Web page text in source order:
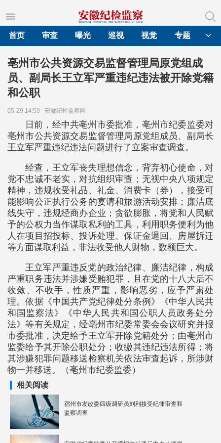
首页
审查 曝光 巡视 视觉 专题
亳州市公共资源交易监督管理局原党组成
员、副局长王立军严重违纪违法被开除党籍
和公职
05-29 14:59 安徽纪检监察网
日前，经中共亳州市委批准，亳州市纪委监委对
亳州市公共资源交易监督管理局原党组成员、副局长
王立军严重违纪违法问题进行了立案审查调查。
经查，王立军丧失理想信念，背弃初心使命，对
党不忠诚不老实，对抗组织审查；无视中央八项规定
精神，违规收受礼品、礼金、消费卡（券），接受可
能影响公正执行公务的宴请和旅游活动安排；廉洁底
线失守，违规经商办企业；贪欲膨胀，将党和人民赋
予的公权力当作谋取私利的工具，利用职务便利为他
人在项目招投标、投诉处理、保证金退回、房屋拆迁
等方面谋取利益，非法收受他人财物，数额巨大。
王立军严重违反党的政治纪律、廉洁纪律，构成
严重职务违法并涉嫌受贿犯罪，且在党的十八大后不
收敛、不收手，性质严重，影响恶劣，应予严肃处
理。依据《中国共产党纪律处分条例》《中华人民共
和国监察法》《中华人民共和国公职人员政务处分
法》等有关规定，经亳州市纪委常委会会议研究并报
市委批准，决定给予王立军开除党籍处分；由亳州市
监委给予其开除公职处分；收缴其违纪违法所得；将
其涉嫌犯罪问题移送检察机关依法审查起诉，所涉财
物一并移送。（亳州市纪委监委）
相关阅读
宿州市发改委四级调研员刘利接受纪律审查和
监察调查